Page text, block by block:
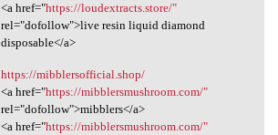
<a href="https://loudextracts.store/"
rel="dofollow">live resin liquid diamond
disposable</a>
https://mibblersofficial.shop/
<a href="https://mibblersmushroom.com/"
rel="dofollow">mibblers</a>
<a href="https://mibblersmushroom.com/"